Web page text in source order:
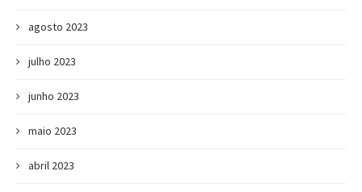
agosto 2023
julho 2023
junho 2023
maio 2023
abril 2023